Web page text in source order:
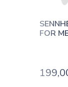
FOR